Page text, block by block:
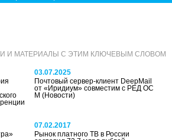
И МАТЕРИАЛЫ С ЭТИМ КЛЮЧЕВЫМ СЛОВОМ
03.07.2025
Почтовый сервер-клиент DeepMail
от «Иридиум» совместим с РЕД ОС
М(Новости)
07.02.2017
Рынок платного ТВ в России